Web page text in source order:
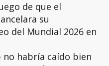
de que el
su
del Mundial 2026 en
habría caído bien